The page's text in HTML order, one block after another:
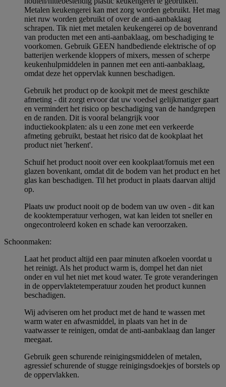
Metalen keukengerei kan met zorg worden gebruikt. Het mag
niet ruw worden gebruikt of over de anti-aanbaklaag
schrapen. Tik niet met metalen keukengerei op de bovenrand
van producten met een anti-aanbaklaag, om beschadiging te
voorkomen. Gebruik GEEN handbediende elektrische of op
batterijen werkende kloppers of mixers, messen of scherpe
keukenhulpmiddelen in pannen met een anti-aanbaklaag,
omdat deze het oppervlak kunnen beschadigen.
Gebruik het product op de kookpit met de meest geschikte
afmeting - dit zorgt ervoor dat uw voedsel gelijkmatiger gaart
en vermindert het risico op beschadiging van de handgrepen
en de randen. Dit is vooral belangrijk voor
inductiekookplaten: als u een zone met een verkeerde
afmeting gebruikt, bestaat het risico dat de kookplaat het
product niet 'herkent'.
Schuif het product nooit over een kookplaat/fornuis met een
glazen bovenkant, omdat dit de bodem van het product en het
glas kan beschadigen. Til het product in plaats daarvan altijd
op.
Plaats uw product nooit op de bodem van uw oven - dit kan
de kooktemperatuur verhogen, wat kan leiden tot sneller en
ongecontroleerd koken en schade kan veroorzaken.
Schoonmaken:
Laat het product altijd een paar minuten afkoelen voordat u
het reinigt. Als het product warm is, dompel het dan niet
onder en vul het niet met koud water. Te grote veranderingen
in de oppervlaktetemperatuur zouden het product kunnen
beschadigen.
Wij adviseren om het product met de hand te wassen met
warm water en afwasmiddel, in plaats van het in de
vaatwasser te reinigen, omdat de anti-aanbaklaag dan langer
meegaat.
Gebruik geen schurende reinigingsmiddelen of metalen,
agressief schurende of stugge reinigingsdoekjes of borstels op
de oppervlakken.